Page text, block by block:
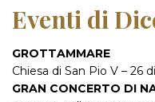
Eventi di
GROTTAMMARE
Chiesa di San Pio V – 26
GRAN CONCERTO DI